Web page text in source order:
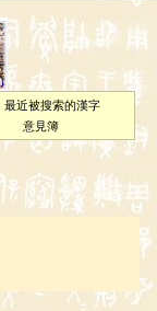
最近被搜索的漢字
意見簿